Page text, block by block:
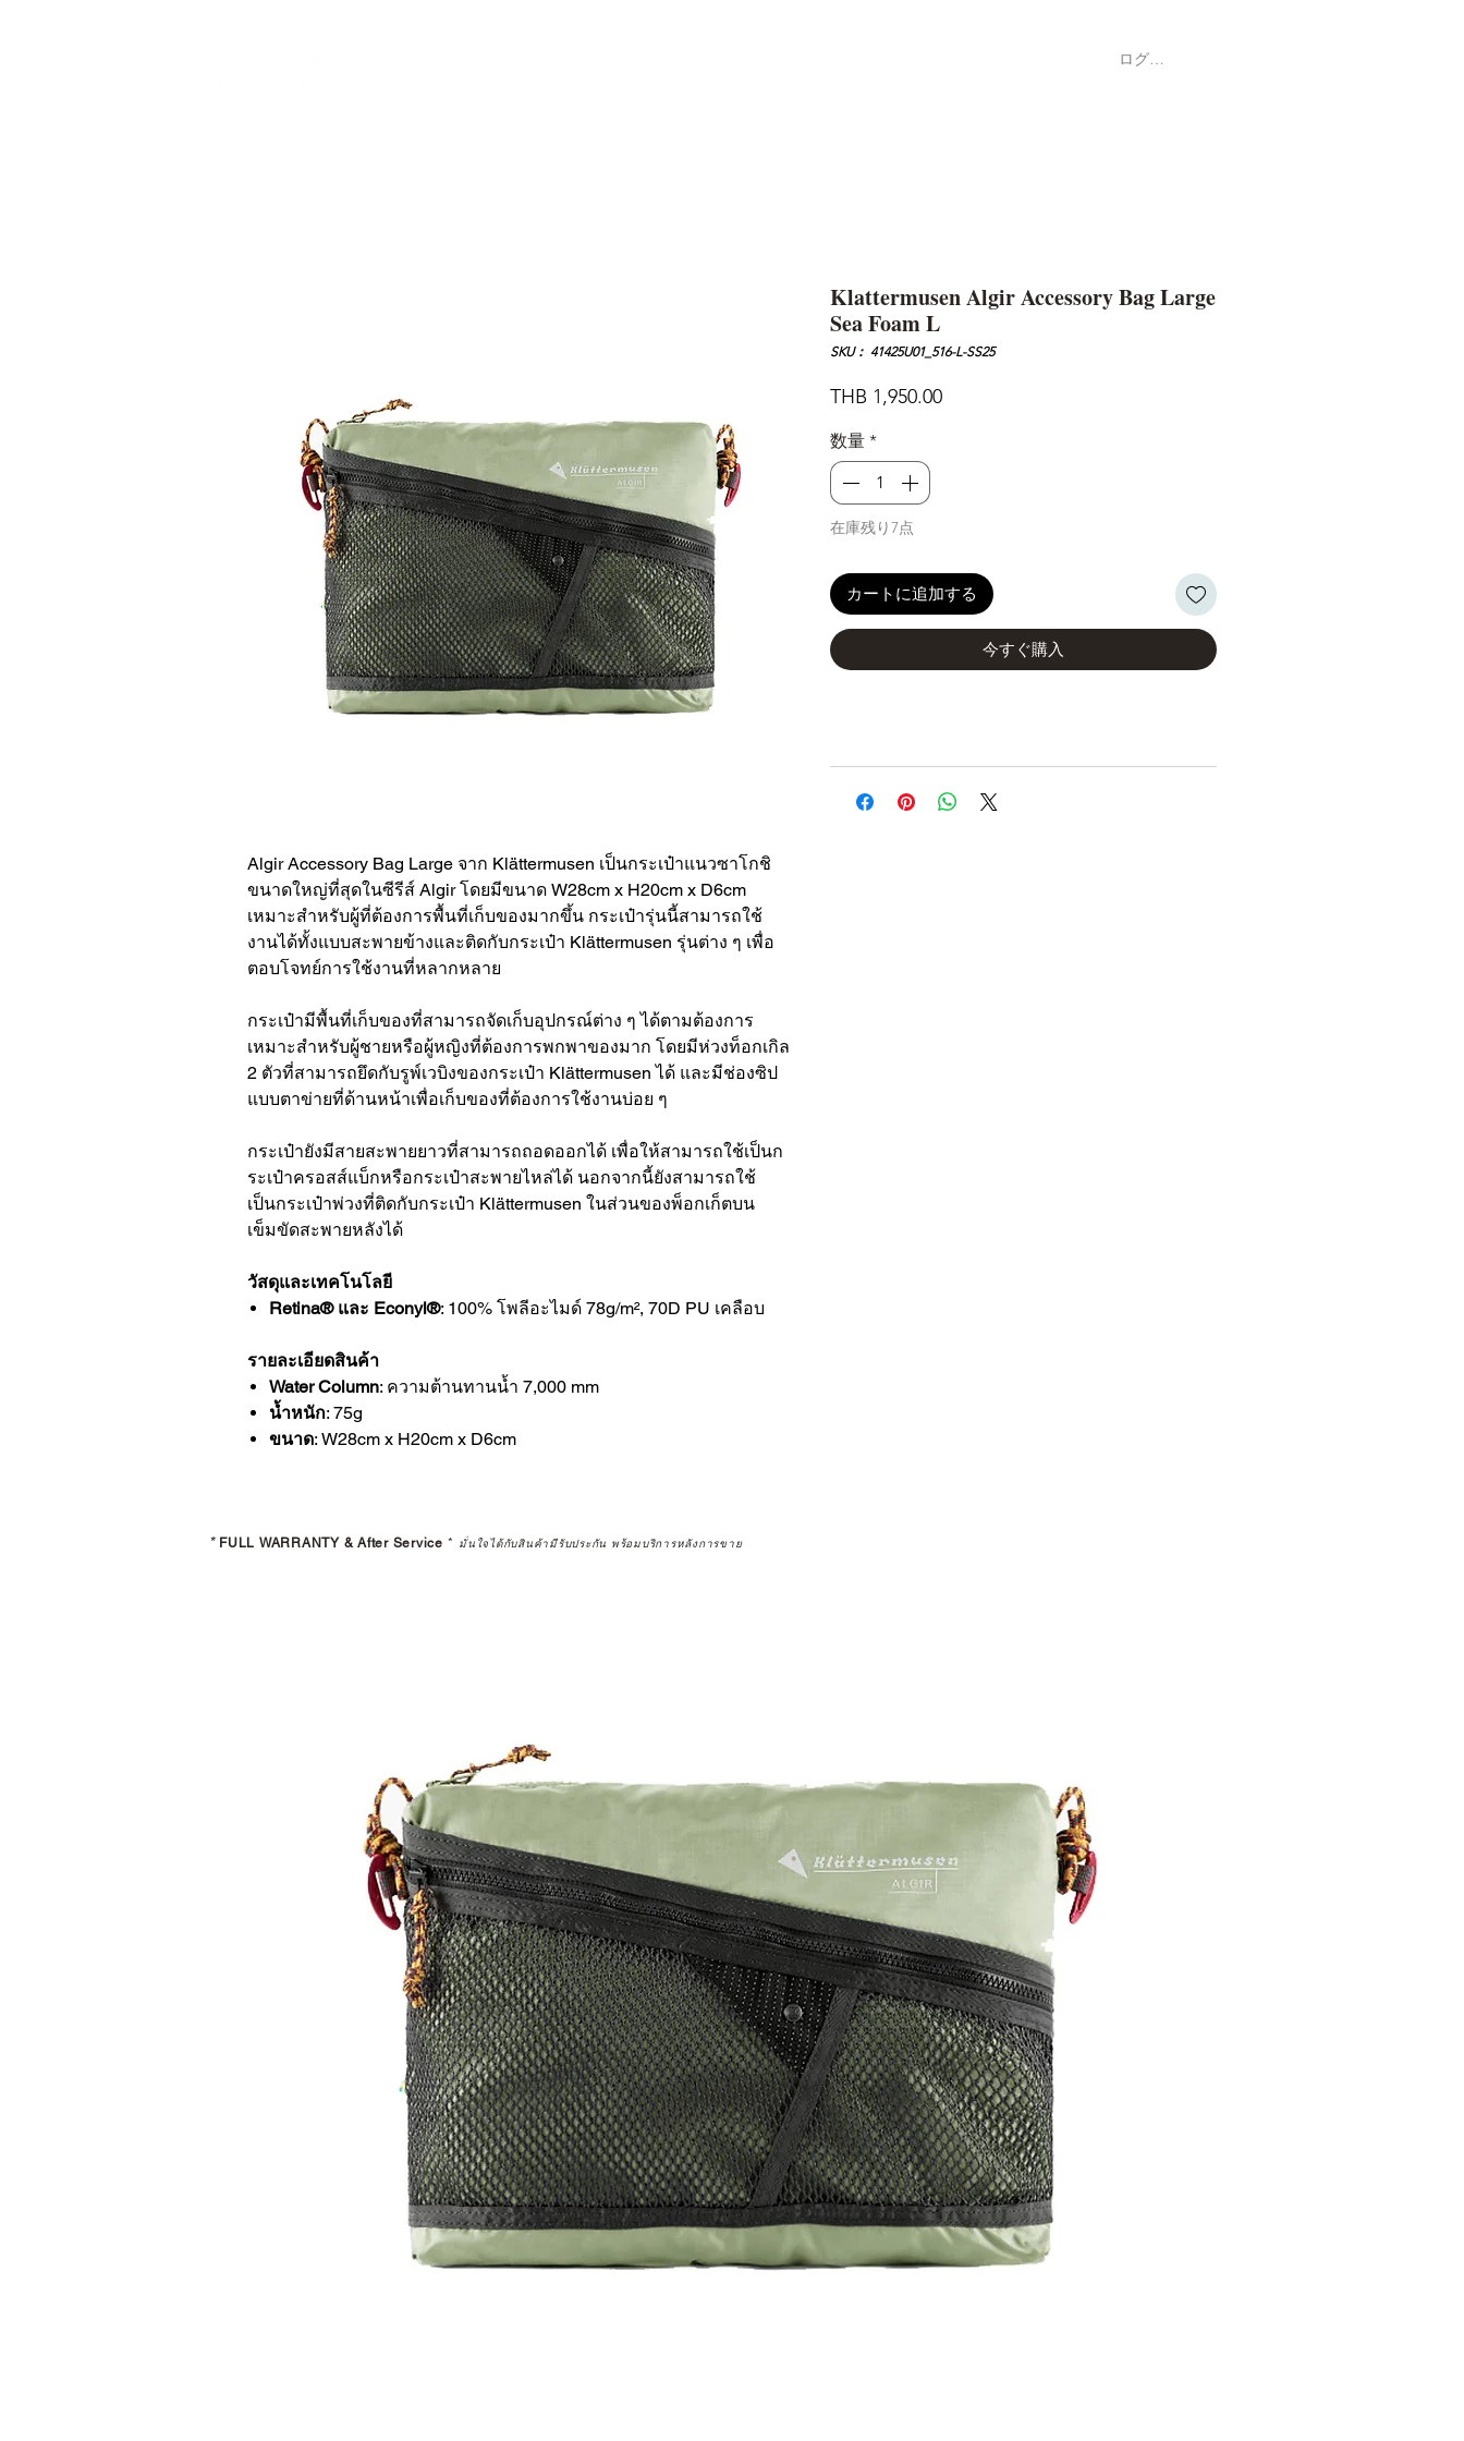
ログイン
Algir Accessory Bag Large จาก Klättermusen เป็นกระเป๋าแนวซาโกชิ
ขนาดใหญ่ที่สุดในซีรีส์ Algir โดยมีขนาด W28cm x H20cm x D6cm
เหมาะสำหรับผู้ที่ต้องการพื้นที่เก็บของมากขึ้น กระเป๋ารุ่นนี้สามารถใช้
งานได้ทั้งแบบสะพายข้างและติดกับกระเป๋า Klättermusen รุ่นต่าง ๆ เพื่อ
ตอบโจทย์การใช้งานที่หลากหลาย
กระเป๋ามีพื้นที่เก็บของที่สามารถจัดเก็บอุปกรณ์ต่าง ๆ ได้ตามต้องการ
เหมาะสำหรับผู้ชายหรือผู้หญิงที่ต้องการพกพาของมาก โดยมีห่วงท็อกเกิล
2 ตัวที่สามารถยึดกับรูพ์เวบิงของกระเป๋า Klättermusen ได้ และมีช่องซิป
แบบตาข่ายที่ด้านหน้าเพื่อเก็บของที่ต้องการใช้งานบ่อย ๆ
กระเป๋ายังมีสายสะพายยาวที่สามารถถอดออกได้ เพื่อให้สามารถใช้เป็นก
ระเป๋าครอสส์แบ็กหรือกระเป๋าสะพายไหล่ได้ นอกจากนี้ยังสามารถใช้
เป็นกระเป๋าพ่วงที่ติดกับกระเป๋า Klättermusen ในส่วนของพ็อกเก็ตบน
เข็มขัดสะพายหลังได้
วัสดุและเทคโนโลยี
Retina® และ Econyl®: 100% โพลีอะไมด์ 78g/m², 70D PU เคลือบ
รายละเอียดสินค้า
Water Column: ความต้านทานน้ำ 7,000 mm
น้ำหนัก: 75g
ขนาด: W28cm x H20cm x D6cm
Klattermusen Algir Accessory Bag Large
Sea Foam L
SKU： 41425U01_516-L-SS25
THB 1,950.00価
数量 *
在庫残り7点
カートに追加する
今すぐ購入
* FULL WARRANTY & After Service * มั่นใจได้กับสินค้ามีรับประกัน พร้อมบริการหลังการขาย